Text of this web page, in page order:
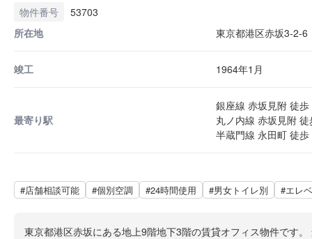
物件番号
53703
所在地
東京都港区赤坂3-2-6
竣工 1964年1月
最寄り駅
銀座線 赤坂見附 徒歩
丸ノ内線 赤坂見附
半蔵門線 永田町 徒歩
#店舗相談可能 #個別空調 #24時間使用 #男女トイレ別 #エレ
東京都港区赤坂にある地上9階地下3階の賃貸オフィス物件です